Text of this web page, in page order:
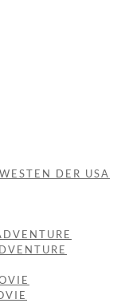
DER USA